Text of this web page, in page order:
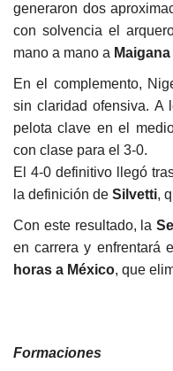
generaron dos
con solvencia el
mano a mano a Maigana
En el complemento,
sin claridad ofensiva. A
pelota clave en el
con clase para el 3-0.
El 4-0 definitivo llegó
la definición de Silvetti,
Con este resultado, la
en carrera y enfrentará
horas a México, que
Formaciones